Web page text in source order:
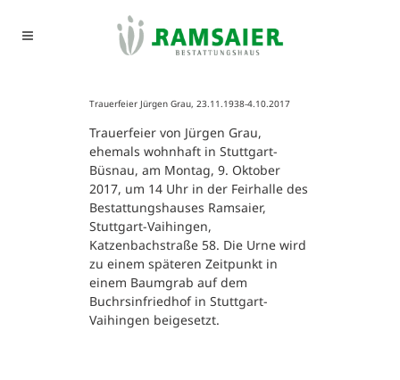
Trauerfeier Jürgen Grau, 23.11.1938-4.10.2017
Trauerfeier von Jürgen Grau,
ehemals wohnhaft in Stuttgart-
Büsnau, am Montag, 9. Oktober
2017, um 14 Uhr in der Feirhalle des
Bestattungshauses Ramsaier,
Stuttgart-Vaihingen,
Katzenbachstraße 58. Die Urne wird
zu einem späteren Zeitpunkt in
einem Baumgrab auf dem
Buchrsinfriedhof in Stuttgart-
Vaihingen beigesetzt.